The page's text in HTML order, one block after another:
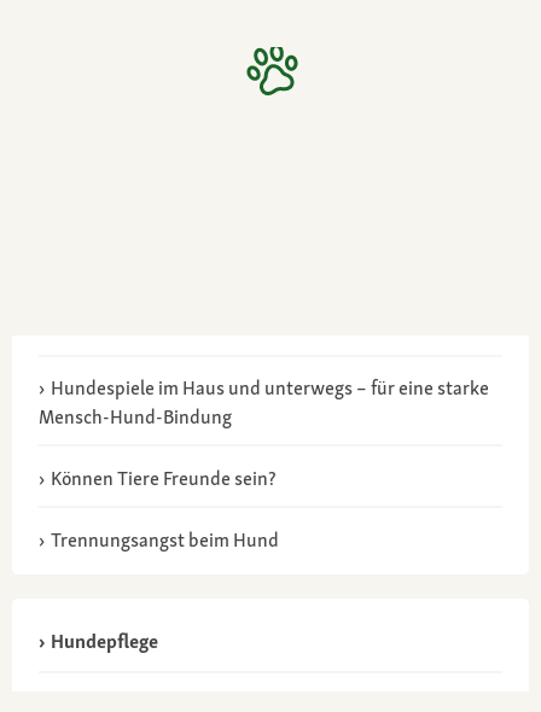
Hundespiele im Haus und unterwegs – für eine starke
Mensch-Hund-Bindung
Können Tiere Freunde sein?
Trennungsangst beim Hund
Hundepflege